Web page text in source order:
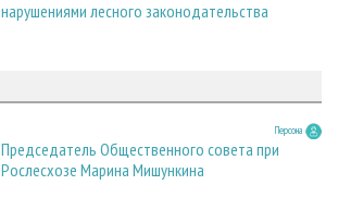
нарушениями лесного законодательства
Персона
Председатель Общественного совета при
Рослесхозе Марина Мишункина